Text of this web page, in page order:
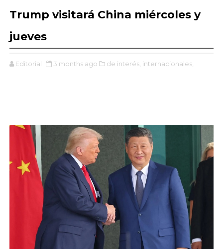
Trump visitará China miércoles y
jueves
Editorial 3 months ago de interés, internacionales,